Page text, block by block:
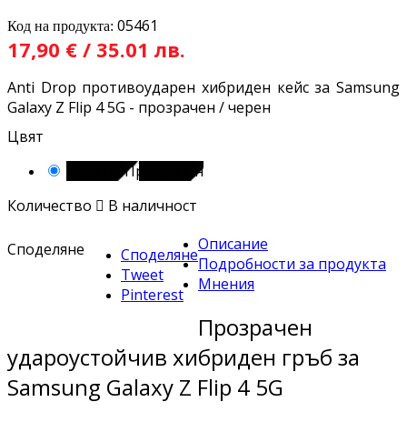
Код на продукта: 05461
17,90 € / 35.01 лв.
Anti Drop противоударен хибриден кейс за Samsung
Galaxy Z Flip 4 5G - прозрачен / черен
Цвят
Черен / Прозрачен
Количество  В наличност
Споделяне
Споделяне
Tweet
Pinterest
Описание
Подробности за продукта
Мнения
Прозрачен
удароустойчив хибриден гръб за
Samsung Galaxy Z Flip 4 5G